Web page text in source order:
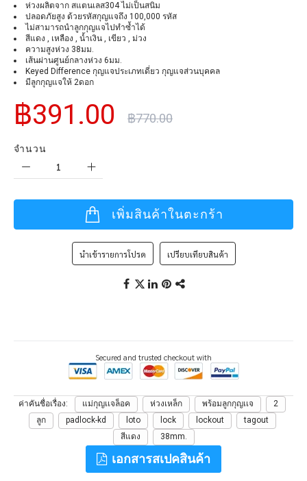
ห่วงผลิตจาก สแตนเลส304 ไม่เป็นสนิม
ปลอดภัยสูง ด้วยรหัสกุญแจถึง 100,000 รหัส
ไม่สามารถนำลูกกุญแจไปทำซ้ำได้
สีแดง , เหลือง , น้ำเงิน , เขียว , ม่วง
ความสูงห่วง 38มม.
เส้นผ่านศูนย์กลางห่วง 6มม.
Keyed Difference กุญแจประเภทเดี่ยว กุญแจส่วนบุคคล
มีลูกกุญแจให้ 2ดอก
฿391.00 ฿770.00
จำนวน
เพิ่มสินค้าในตะกร้า
นำเข้ารายการโปรด เปรียบเทียบสินค้า
Secured and trusted checkout with
ค่าคันชื่อเรื่อง แม่กุญเเจล็อค ห่วงเหล็ก พร้อมลูกกุญเเจ
2
ลูก
padlock-kd loto lock lockout
tagout
สีแดง
38mm.
เอกสารสเปคสินค้า